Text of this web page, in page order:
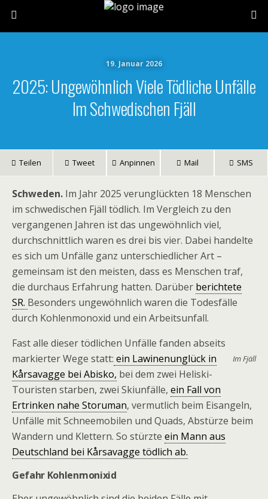
19. Januar 2026
2025: Ungewöhnlich Viele Tödliche Unfälle
Im Schwedischen Fjäll
Teilen Tweet Anpinnen Mail SMS
Schweden. Im Jahr 2025 verunglückten 18 Menschen
im schwedischen Fjäll tödlich. Im Vergleich zu den
vergangenen Jahren ist das ungewöhnlich viel,
durchschnittlich waren es drei bis vier. Dabei handelte
es sich um Unfälle ganz unterschiedlicher Art –
gemeinsam ist den meisten, dass es Menschen traf,
die durchaus Erfahrung hatten. Darüber berichtete
SR. Besonders ungewöhnlich waren die Todesfälle
durch Kohlenmonoxid und ein Arbeitsunfall.
Im Fjäll
Fast alle dieser tödlichen Unfälle fanden abseits
markierter Wege statt: ein Lawinenunglück in
Kårsavagge bei Abisko, bei dem zwei Heliski-
Touristen starben, zwei Skiunfälle, ein Fall von
Ertrinken nahe Storuman, vermutlich beim Eisangeln,
Unfälle mit Schneemobilen und Quads, Abstürze beim
Wandern und Klettern. So stürzte ein Mann aus
Deutschland bei Kårsavagge tödlich ab.
Gefahr Kohlenmonixid